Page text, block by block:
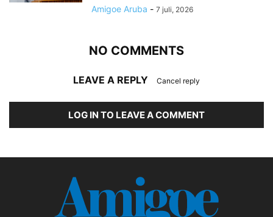
Amigoe Aruba - 7 juli, 2026
NO COMMENTS
LEAVE A REPLY Cancel reply
LOG IN TO LEAVE A COMMENT